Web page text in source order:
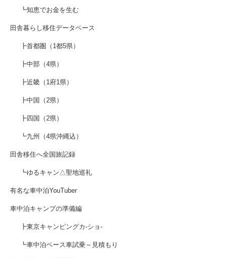
┗知恵でお金を生む
田舎暮らし移住データベース
┣首都圏（1都5県）
┣中部（4県）
┣近畿（1府1県）
┣中国（2県）
┣四国（2県）
┗九州（4県沖縄込）
田舎移住へ全国旅記録
┗ゆるキャン△聖地巡礼
有名な車中泊YouTuber
車中泊キャンプの準備編
┣東京キャンピングカ-ショ-
┗車中泊ベース車試乗～見積もり